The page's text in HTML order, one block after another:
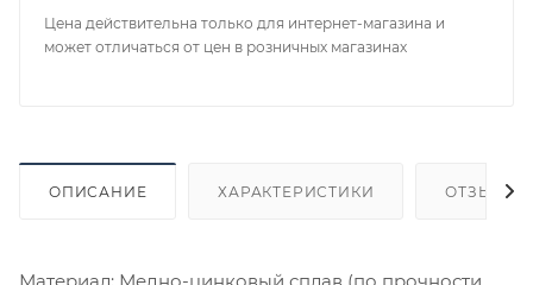
Цена действительна только для интернет-магазина и
может отличаться от цен в розничных магазинах
ОПИСАНИЕ ХАРАКТЕРИСТИКИ ОТЗЫВЫ
Материал: Медно-цинковый сплав (по прочности